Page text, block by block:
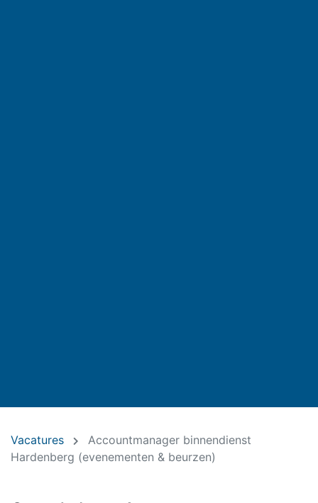
Vacatures
Accountmanager binnendienst
Hardenberg (evenementen & beurzen)